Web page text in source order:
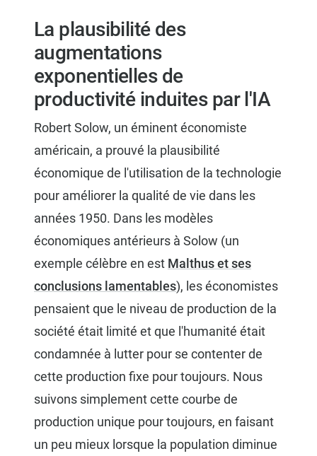
La plausibilité des
augmentations
exponentielles de
productivité induites par l'IA
Robert Solow, un éminent économiste
américain, a prouvé la plausibilité
économique de l'utilisation de la technologie
pour améliorer la qualité de vie dans les
années 1950. Dans les modèles
économiques antérieurs à Solow (un
exemple célèbre en est Malthus et ses
conclusions lamentables), les économistes
pensaient que le niveau de production de la
société était limité et que l'humanité était
condamnée à lutter pour se contenter de
cette production fixe pour toujours. Nous
suivons simplement cette courbe de
production unique pour toujours, en faisant
un peu mieux lorsque la population diminue